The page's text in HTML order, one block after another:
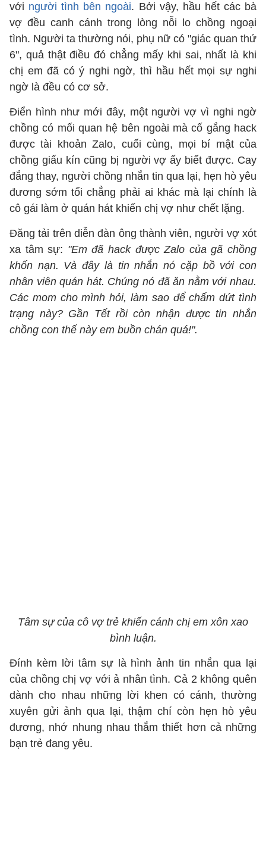
với người tình bên ngoài. Bởi vậy, hầu hết các bà
vợ đều canh cánh trong lòng nỗi lo chồng ngoại
tình. Người ta thường nói, phụ nữ có "giác quan thứ
6", quả thật điều đó chẳng mấy khi sai, nhất là khi
chị em đã có ý nghi ngờ, thì hầu hết mọi sự nghi
ngờ là đều có cơ sở.
Điển hình như mới đây, một người vợ vì nghi ngờ
chồng có mối quan hệ bên ngoài mà cố gắng hack
được tài khoản Zalo, cuối cùng, mọi bí mật của
chồng giấu kín cũng bị người vợ ấy biết được. Cay
đắng thay, người chồng nhắn tin qua lại, hẹn hò yêu
đương sớm tối chẳng phải ai khác mà lại chính là
cô gái làm ở quán hát khiến chị vợ như chết lặng.
Đăng tải trên diễn đàn ông thành viên, người vợ xót
xa tâm sự: "Em đã hack được Zalo của gã chồng
khốn nạn. Và đây là tin nhắn nó cặp bồ với con
nhân viên quán hát. Chúng nó đã ăn nằm với nhau.
Các mom cho mình hỏi, làm sao để chấm dứt tình
trạng này? Gần Tết rồi còn nhận được tin nhắn
chồng con thế này em buồn chán quá!".
Tâm sự của cô vợ trẻ khiến cánh chị em xôn xao
bình luận.
Đính kèm lời tâm sự là hình ảnh tin nhắn qua lại
của chồng chị vợ với ả nhân tình. Cả 2 không quên
dành cho nhau những lời khen có cánh, thường
xuyên gửi ảnh qua lại, thậm chí còn hẹn hò yêu
đương, nhớ nhung nhau thắm thiết hơn cả những
bạn trẻ đang yêu.